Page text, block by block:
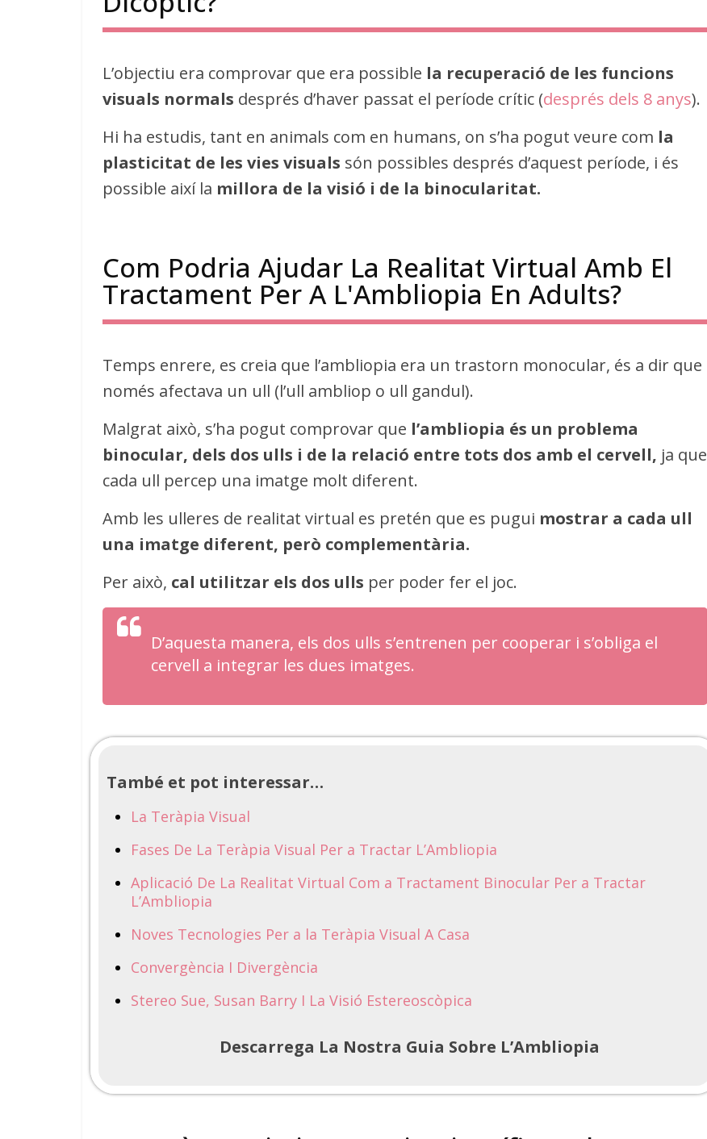
L’objectiu era comprovar que era possible la recuperació de les funcions
visuals normals després d’haver passat el període crític (després dels 8 anys).
Hi ha estudis, tant en animals com en humans, on s’ha pogut veure com la
plasticitat de les vies visuals són possibles després d’aquest període, i és
possible així la millora de la visió i de la binocularitat.
Com Podria Ajudar La Realitat Virtual Amb El
Tractament Per A L'Ambliopia En Adults?
Temps enrere, es creia que l’ambliopia era un trastorn monocular, és a dir que
només afectava un ull (l’ull ambliop o ull gandul).
Malgrat això, s’ha pogut comprovar que l’ambliopia és un problema
binocular, dels dos ulls i de la relació entre tots dos amb el cervell, ja que
cada ull percep una imatge molt diferent.
Amb les ulleres de realitat virtual es pretén que es pugui mostrar a cada ull
una imatge diferent, però complementària.
Per això, cal utilitzar els dos ulls per poder fer el joc.
D’aquesta manera, els dos ulls s’entrenen per cooperar i s’obliga el
cervell a integrar les dues imatges.
També et pot interessar…
La Teràpia Visual
Fases De La Teràpia Visual Per a Tractar L’Ambliopia
Aplicació De La Realitat Virtual Com a Tractament Binocular Per a Tractar
L’Ambliopia
Noves Tecnologies Per a la Teràpia Visual A Casa
Convergència I Divergència
Stereo Sue, Susan Barry I La Visió Estereoscòpica
Descarrega La Nostra Guia Sobre L’Ambliopia